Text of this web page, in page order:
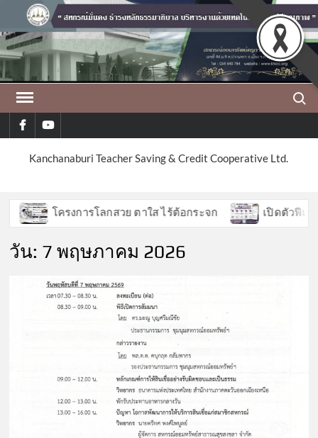
content
facebookyoutube
Kanchanaburi Teacher Saving & Credit Cooperative Ltd.
โครงการโลกสวย ตาใส ไร้ต้อกระจก เปิดตัวฟีเจอร์ใ
วัน: 7 พฤษภาคม 2026